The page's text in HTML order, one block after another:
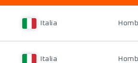
Italia
Italia